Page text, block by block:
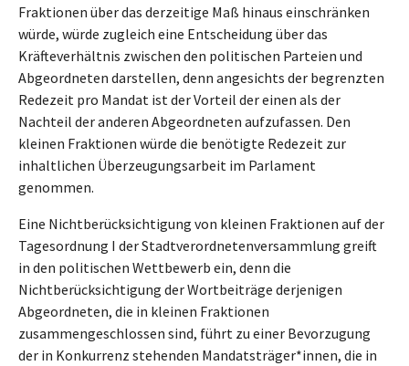
Fraktionen über das derzeitige Maß hinaus einschränken
würde, würde zugleich eine Entscheidung über das
Kräfteverhältnis zwischen den politischen Parteien und
Abgeordneten darstellen, denn angesichts der begrenzten
Redezeit pro Mandat ist der Vorteil der einen als der
Nachteil der anderen Abgeordneten aufzufassen. Den
kleinen Fraktionen würde die benötigte Redezeit zur
inhaltlichen Überzeugungsarbeit im Parlament
genommen.
Eine Nichtberücksichtigung von kleinen Fraktionen auf der
Tagesordnung I der Stadtverordnetenversammlung greift
in den politischen Wettbewerb ein, denn die
Nichtberücksichtigung der Wortbeiträge derjenigen
Abgeordneten, die in kleinen Fraktionen
zusammengeschlossen sind, führt zu einer Bevorzugung
der in Konkurrenz stehenden Mandatsträger*innen, die in